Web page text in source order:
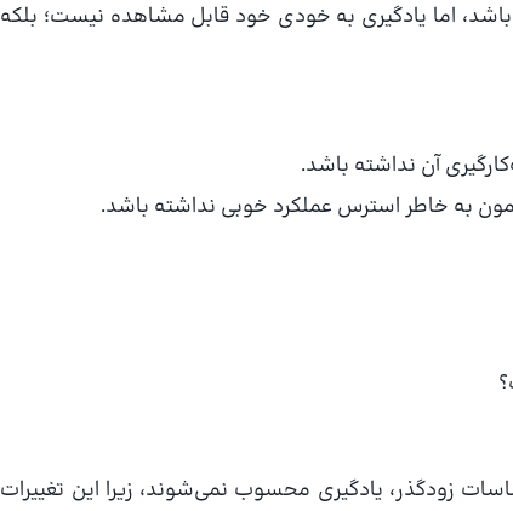
اما یادگیری به خودی خود قابل مشاهده نیست؛ بلکه
آن نداشته باشد.
به خاطر استرس عملکرد خوبی نداشته باشد.
زودگذر، یادگیری محسوب نمی‌شوند، زیرا این تغییرات